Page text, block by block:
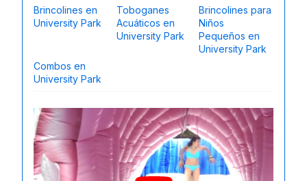
Brincolines en
University Park
Toboganes
Acuáticos en
University Park
Brincolines para
Niños
Pequeños en
University Park
Combos en
University Park